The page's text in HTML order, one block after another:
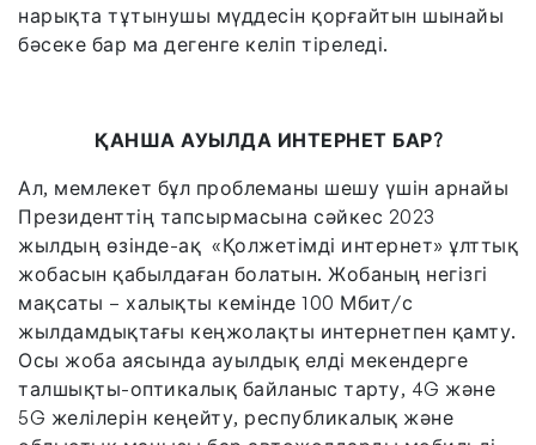
нарықта тұтынушы мүддесін қорғайтын шынайы
бәсеке бар ма дегенге келіп тіреледі.
ҚАНША АУЫЛДА ИНТЕРНЕТ БАР?
Ал, мемлекет бұл проблеманы шешу үшін арнайы
Президенттің тапсырмасына сәйкес 2023
жылдың өзінде-ақ «Қолжетімді интернет» ұлттық
жобасын қабылдаған болатын. Жобаның негізгі
мақсаты – халықты кемінде 100 Мбит/с
жылдамдықтағы кеңжолақты интернетпен қамту.
Осы жоба аясында ауылдық елді мекендерге
талшықты-оптикалық байланыс тарту, 4G және
5G желілерін кеңейту, республикалық және